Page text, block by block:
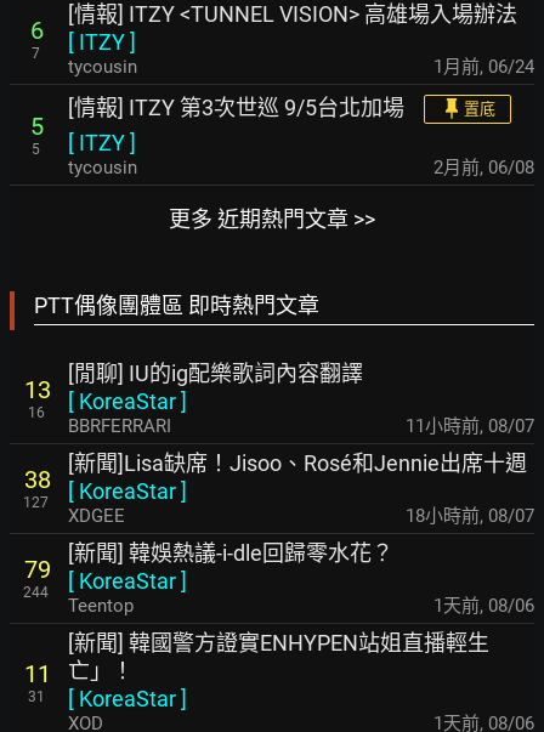
6
7
[情報] ITZY <TUNNEL VISION> 高雄場入場辦法
[ ITZY]
tycousin 1月前, 06/24
5
5
[情報] ITZY 第3次世巡 9/5台北加場 置底
[ ITZY]
tycousin 2月前, 06/08
更多 近期熱門文章 >>
PTT偶像團體區 即時熱門文章
13
16
[閒聊] IU的ig配樂歌詞內容翻譯
[ KoreaStar]
BBRFERRARI 11小時前, 08/07
38
127
[新聞]Lisa缺席！Jisoo、Rosé和Jennie出席十週
[ KoreaStar]
XDGEE 18小時前, 08/07
79
244
[新聞] 韓娛熱議-i-dle回歸零水花？
[ KoreaStar]
Teentop 1天前, 08/06
11
31
[新聞] 韓國警方證實ENHYPEN站姐直播輕生
亡」！
[ KoreaStar]
XOD 1天前, 08/06